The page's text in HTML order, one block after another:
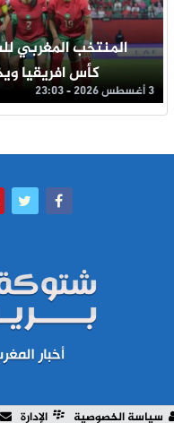
المنتخب المغربي
كأس افريقيا
3 أغسطس 2026 - 23:03
سياسة الخصوصية الإدارة